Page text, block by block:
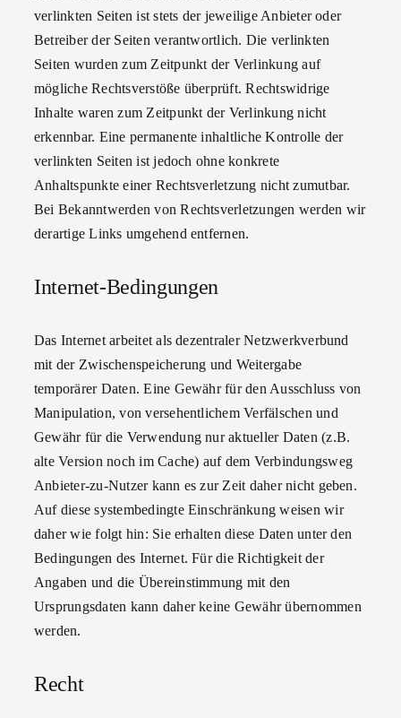
verlinkten Seiten ist stets der jeweilige Anbieter oder
Betreiber der Seiten verantwortlich. Die verlinkten
Seiten wurden zum Zeitpunkt der Verlinkung auf
mögliche Rechtsverstöße überprüft. Rechtswidrige
Inhalte waren zum Zeitpunkt der Verlinkung nicht
erkennbar. Eine permanente inhaltliche Kontrolle der
verlinkten Seiten ist jedoch ohne konkrete
Anhaltspunkte einer Rechtsverletzung nicht zumutbar.
Bei Bekanntwerden von Rechtsverletzungen werden wir
derartige Links umgehend entfernen.
Internet-Bedingungen
Das Internet arbeitet als dezentraler Netzwerkverbund
mit der Zwischenspeicherung und Weitergabe
temporärer Daten. Eine Gewähr für den Ausschluss von
Manipulation, von versehentlichem Verfälschen und
Gewähr für die Verwendung nur aktueller Daten (z.B.
alte Version noch im Cache) auf dem Verbindungsweg
Anbieter-zu-Nutzer kann es zur Zeit daher nicht geben.
Auf diese systembedingte Einschränkung weisen wir
daher wie folgt hin: Sie erhalten diese Daten unter den
Bedingungen des Internet. Für die Richtigkeit der
Angaben und die Übereinstimmung mit den
Ursprungsdaten kann daher keine Gewähr übernommen
werden.
Recht